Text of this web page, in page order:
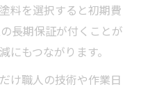
料を選択すると初期費
長期保証が付くことが
もつながります。
け職人の技術や作業日